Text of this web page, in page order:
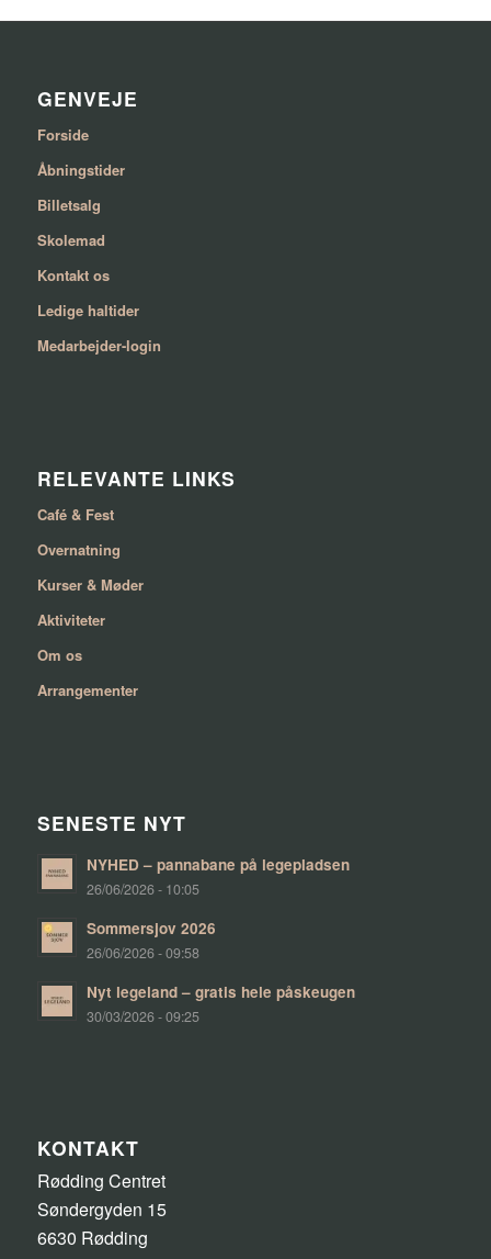
GENVEJE
Forside
Åbningstider
Billetsalg
Skolemad
Kontakt os
Ledige haltider
Medarbejder-login
RELEVANTE LINKS
Café & Fest
Overnatning
Kurser & Møder
Aktiviteter
Om os
Arrangementer
SENESTE NYT
NYHED – pannabane på legepladsen
26/06/2026 - 10:05
Sommersjov 2026
26/06/2026 - 09:58
Nyt legeland – gratis hele påskeugen
30/03/2026 - 09:25
KONTAKT
Rødding Centret
Søndergyden 15
6630 Rødding